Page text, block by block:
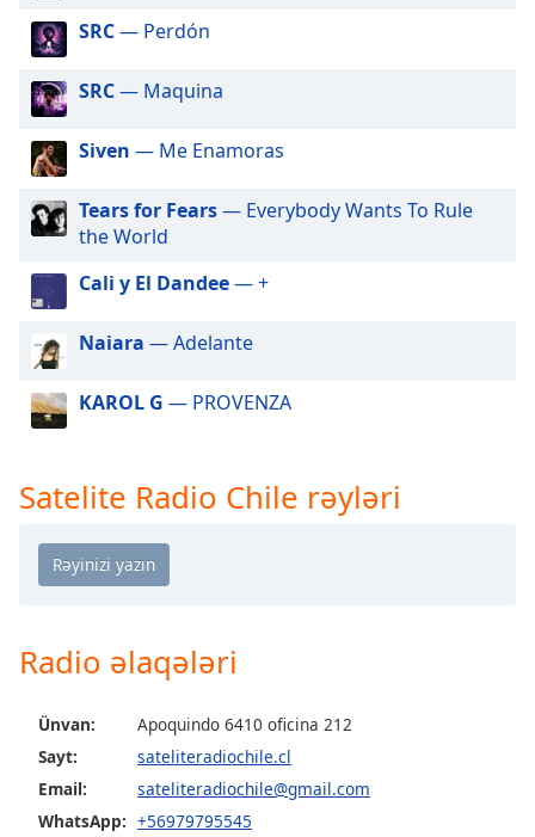
Picture-
in-
Fullscreen
This
modal
window.
Beginning
dialog
window.
Escape
close
window.
Background
Color
SRC— Perdón
SRC— Maquina
Siven — Me Enamoras
Tears for Fears— Everybody Wants To Rule
the World
Cali y El Dandee— +
Naiara — Adelante
KAROL G — PROVENZA
Satelite Radio Chile rəyləri
Radio əlaqələri
Ünvan:
Apoquindo 6410 oficina 212
Sayt:
sateliteradiochile.cl
Email:
sateliteradiochile@gmail.com
WhatsApp: +56979795545